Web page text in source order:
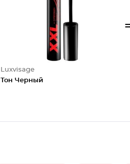
Luxvisage
Тон Черный